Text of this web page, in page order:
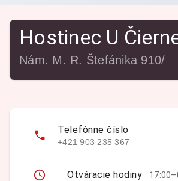
Hostinec U
Telefónne číslo
+421 903 235 367
Otváracie hodiny